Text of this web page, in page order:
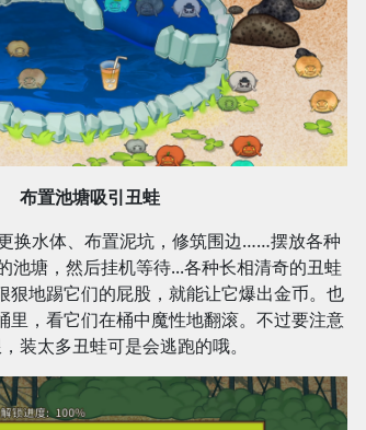
布置池塘吸引丑蛙
换水体、布置泥坑，修筑围边……摆放各种
池塘，然后挂机等待...各种长相清奇的丑蛙
狠地踢它们的屁股，就能让它爆出金币。也
里，看它们在桶中魔性地翻滚。不过要注意
装太多丑蛙可是会逃跑的哦。